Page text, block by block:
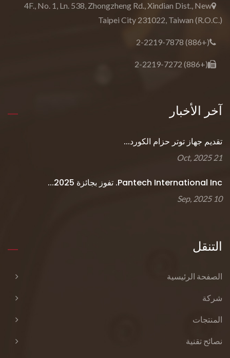
4F., No. 1, Ln. 538, Zhongzheng Rd., Xindian Dist., New
Taipei City 231022, Taiwan (R.O.C.)
(+886) 2-2219-7878
(+886) 2-2219-7272
آخر الأخبار
تقديم جهاز توتر حزام الكورد...
21 Oct, 2025
Pantech International Inc. تفوز بجائزة 2025...
10 Sep, 2025
التنقل
الصفحة الرئيسية
شركة
المنتجات
نصائح تقنية